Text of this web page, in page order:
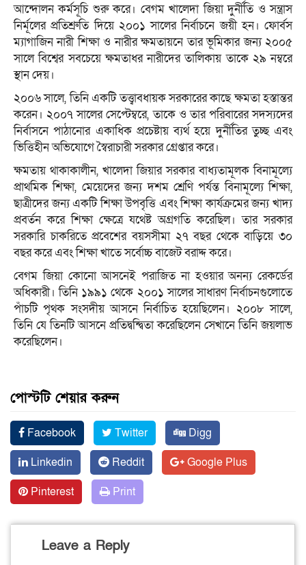
আন্দোলন কর্মসূচি শুরু করে। বেগম খালেদা জিয়া দুর্নীতি ও সন্ত্রাস
নির্মূলের প্রতিশ্রুতি দিয়ে ২০০১ সালের নির্বাচনে জয়ী হন। ফোর্বস
ম্যাগাজিন নারী শিক্ষা ও নারীর ক্ষমতায়নে তার ভূমিকার জন্য ২০০৫
সালে বিশ্বের সবচেয়ে ক্ষমতাধর নারীদের তালিকায় তাকে ২৯ নম্বরে
স্থান দেয়।
২০০৬ সালে, তিনি একটি তত্ত্বাবধায়ক সরকারের কাছে ক্ষমতা হস্তান্তর
করেন। ২০০৭ সালের সেপ্টেম্বরে, তাকে ও তার পরিবারের সদস্যদের
নির্বাসনে পাঠানোর একাধিক প্রচেষ্টায় ব্যর্থ হয়ে দুর্নীতির তুচ্ছ এবং
ভিত্তিহীন অভিযোগে স্বৈরাচারী সরকার গ্রেপ্তার করে।
ক্ষমতায় থাকাকালীন, খালেদা জিয়ার সরকার বাধ্যতামূলক বিনামূল্যে
প্রাথমিক শিক্ষা, মেয়েদের জন্য দশম শ্রেণি পর্যন্ত বিনামূল্যে শিক্ষা,
ছাত্রীদের জন্য একটি শিক্ষা উপবৃত্তি এবং শিক্ষা কার্যক্রমের জন্য খাদ্য
প্রবর্তন করে শিক্ষা ক্ষেত্রে যথেষ্ট অগ্রগতি করেছিল। তার সরকার
সরকারি চাকরিতে প্রবেশের বয়সসীমা ২৭ বছর থেকে বাড়িয়ে ৩০
বছর করে এবং শিক্ষা খাতে সর্বোচ্চ বাজেট বরাদ্দ করে।
বেগম জিয়া কোনো আসনেই পরাজিত না হওয়ার অনন্য রেকর্ডের
অধিকারী। তিনি ১৯৯১ থেকে ২০০১ সালের সাধারণ নির্বাচনগুলোতে
পাঁচটি পৃথক সংসদীয় আসনে নির্বাচিত হয়েছিলেন। ২০০৮ সালে,
তিনি যে তিনটি আসনে প্রতিদ্বন্দ্বিতা করেছিলেন সেখানে তিনি জয়লাভ
করেছিলেন।
পোস্টটি শেয়ার করুন
Facebook Twitter
Digg
Linkedin
Reddit
Google Plus
Pinterest
Print
Leave a Reply